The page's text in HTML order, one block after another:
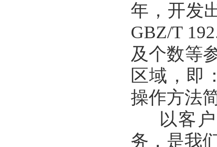
年，开发
GBZ/T
及个数等
区域，即
操作方法
以客户
务，是我